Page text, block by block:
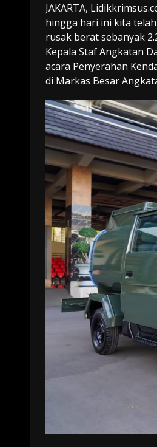
JAKARTA,
hingga hari ini kita
rusak berat sebanyak
Kepala Staf Angkatan
acara Penyerahan
di Markas Besar